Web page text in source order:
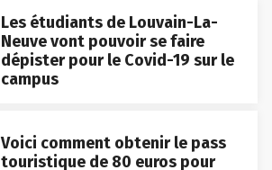
Les étudiants de Louvain-La-
Neuve vont pouvoir se faire
dépister pour le Covid-19 sur le
campus
Voici comment obtenir le pass
touristique de 80 euros pour